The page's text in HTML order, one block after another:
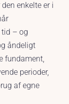
enkelte er i
– og
åndeligt
fundament,
perioder,
af egne